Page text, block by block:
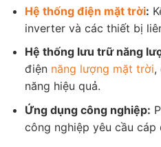
Hệ thống điện mặt trời:
inverter và các thiết bị
Hệ thống lưu trữ năng
điện năng lượng mặt trời,
năng hiệu quả.
Ứng dụng công nghiệp:
công nghiệp yêu cầu